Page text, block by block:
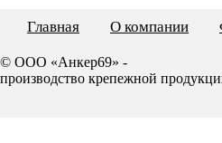
Главная О компании
© ООО «Анкер69» -
производство крепежной